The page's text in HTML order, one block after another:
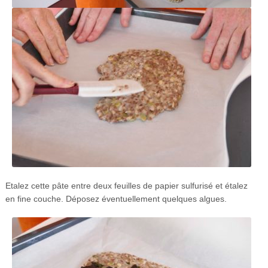
Etalez cette pâte entre deux feuilles de papier sulfurisé et étalez
en fine couche. Déposez éventuellement quelques algues.